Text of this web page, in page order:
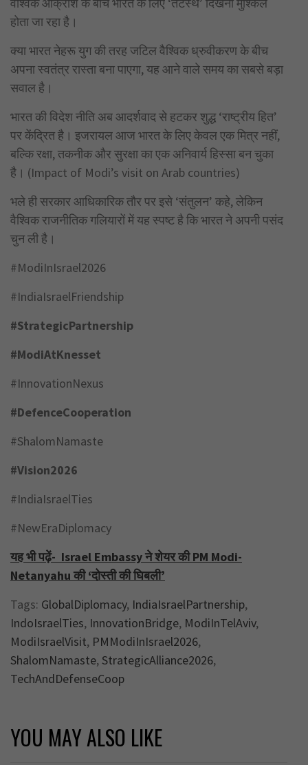
होता जा रहा है।
क्या भारत नेहरू युग की तरह जटिल वैश्विक ध्रुवीकरण के बीच
अपना स्वतंत्र रास्ता बना पाएगा, यह आने वाले समय का सबसे बड़ा
सवाल है।
भारत की विदेश नीति अब आदर्शवाद से हटकर शुद्ध ‘राष्ट्रीय हित’
पर केंद्रित है। इजरायल आज भारत के लिए केवल एक मित्र नहीं,
बल्कि रक्षा, तकनीक और सुरक्षा का एक अनिवार्य हिस्सा बन चुका
है। (Impact of Modi’s visit on Arab countries)
भले ही सरकार आधिकारिक तौर पर इसे ‘संतुलन’ कहे, लेकिन
वैश्विक राजनीतिक गलियारों में यह स्पष्ट है कि भारत ने अपनी पसंद
चुन ली है।
#ModiInIsrael2026
#IndiaIsraelFriendship
#StrategicPartnership
#ModiAtKnesset
#InnovationNexus
#DefenceCooperation
#ShalomNamaste
#Vision2026
#IndiaIsraelTies
#NewEraDiplomacy
यह भी पढ़ें- Israel Embassy ने शेयर की PM Modi-
Netanyahu की ‘दोस्ती की घिबली’
Tags: GlobalDiplomacy, IndiaIsraelPartnership,
IndoIsraelTies, InnovationBridge, ModiInTelAviv,
ModiIsraelVisit, PMModiInIsrael2026,
ShalomNamaste, StrategicAlliance2026,
TechAndDefenseCoop
YOU MAY ALSO LIKE